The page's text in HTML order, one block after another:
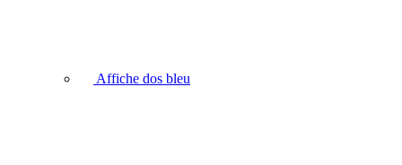
Affiche dos bleu